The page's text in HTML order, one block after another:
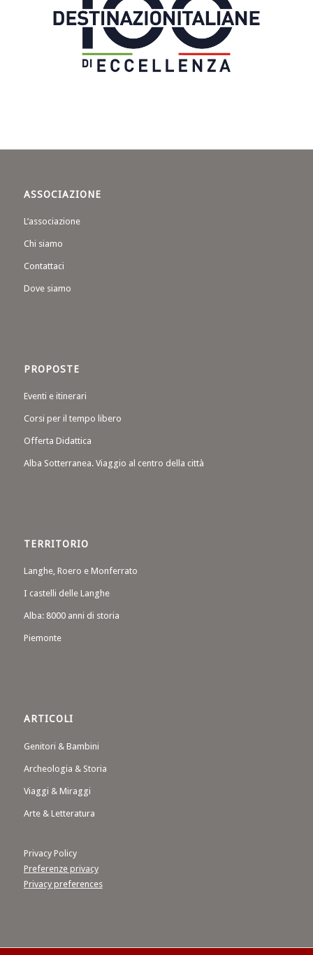
ASSOCIAZIONE
L’associazione
Chi siamo
Contattaci
Dove siamo
PROPOSTE
Eventi e itinerari
Corsi per il tempo libero
Offerta Didattica
Alba Sotterranea. Viaggio al centro della città
TERRITORIO
Langhe, Roero e Monferrato
I castelli delle Langhe
Alba: 8000 anni di storia
Piemonte
ARTICOLI
Genitori & Bambini
Archeologia & Storia
Viaggi & Miraggi
Arte & Letteratura
Privacy Policy
Preferenze privacy
Privacy preferences